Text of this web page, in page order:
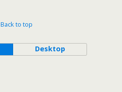
Back to top
Desktop